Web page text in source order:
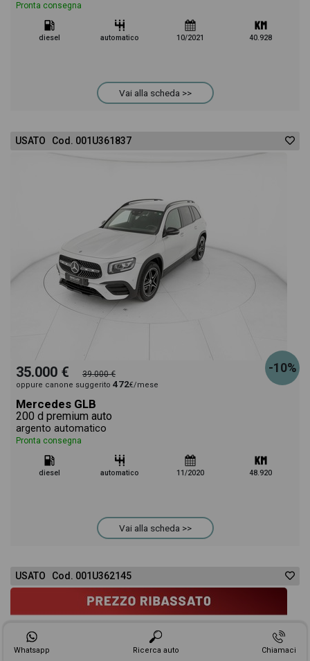
Pronta consegna
diesel automatico 10/2021 40.928
Vai alla scheda >>
USATO Cod. 001U361837
-10%
35.000 € 39.000 €
oppure canone suggerito 472€/mese
Mercedes GLB
200 d premium auto
argento automatico
Pronta consegna
diesel automatico 11/2020 48.920
Vai alla scheda >>
USATO Cod. 001U362145
Whatsapp Ricerca auto Chiamaci